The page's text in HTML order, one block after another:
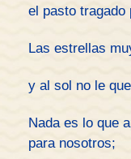
el pasto tragado
Las estrellas
y al sol no le
Nada es lo que
para nosotros;